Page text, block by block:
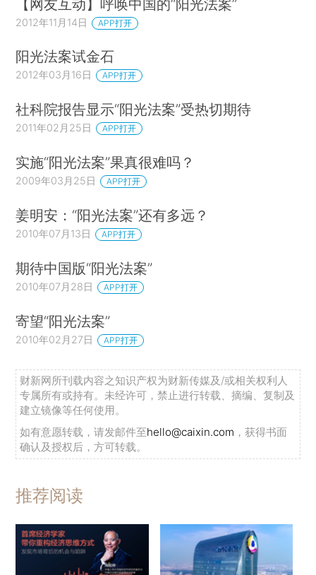
【网友互动】呼唤中国的“阳光法案”
2012年11月14日 APP打开
阳光法案试金石
2012年03月16日 APP打开
社科院报告显示“阳光法案”受热切期待
2011年02月25日 APP打开
实施“阳光法案”果真很难吗？
2009年03月25日 APP打开
姜明安：“阳光法案”还有多远？
2010年07月13日 APP打开
期待中国版“阳光法案”
2010年07月28日 APP打开
寄望“阳光法案”
2010年02月27日 APP打开
财新网所刊载内容之知识产权为财新传媒及/或相关权利人
专属所有或持有。未经许可，禁止进行转载、摘编、复制及
建立镜像等任何使用。
如有意愿转载，请发邮件至hello@caixin.com ，获得书面
确认及授权后，方可转载。
推荐阅读